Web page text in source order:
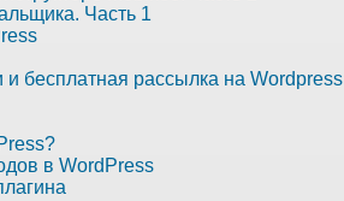
Часть 1
бесплатная рассылка на Wordpress
в WordPress